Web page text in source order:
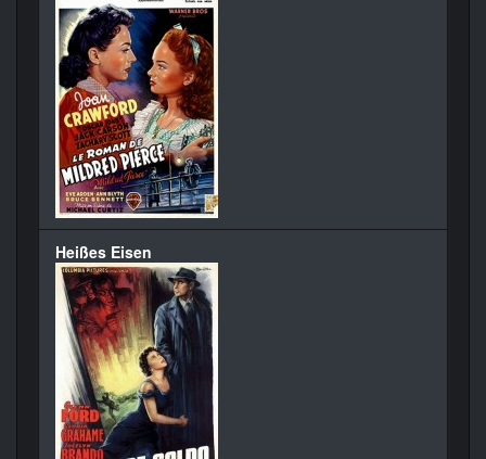
Heißes Eisen